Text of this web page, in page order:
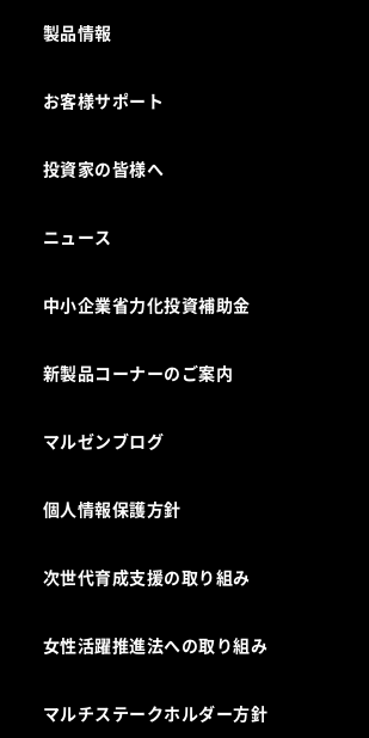
製品情報
電気・ガス別厨房機器
お客様サポート
アフターサービスお問合せ先
海外出店をご検討のお客様へ
投資家の皆様へ
ニュース
中小企業省力化投資補助金
新製品コーナーのご案内
マルゼンブログ
個人情報保護方針
次世代育成支援の取り組み
女性活躍推進法への取り組み
マルチステークホルダー方針